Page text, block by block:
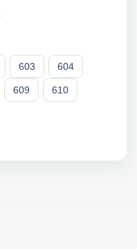
603 604
609 610